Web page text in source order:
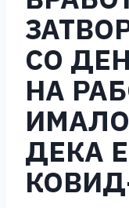
СО
НА
ДЕКА